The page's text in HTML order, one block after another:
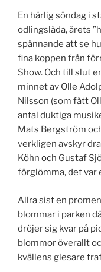
En härlig söndag i
odlingslåda, årets
spännande att se
fina koppen från
Show. Och till slut
minnet av Olle
Nilsson (som fått
antal duktiga
Mats Bergström
verkligen avskyr
Köhn och Gustaf
förglömma, det var
Allra sist en
blommar i parken
dröjer sig kvar på
blommor överallt
kvällens glesare